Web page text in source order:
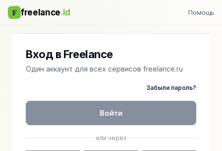
F freelance.id Помощь
Вход в Freelance
Один аккаунт для всех сервисов freelance.ru
Забыли пароль?
Войти
или через